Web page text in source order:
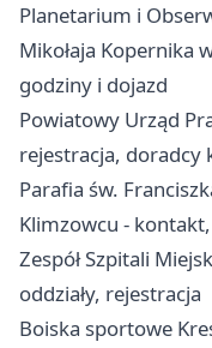
Planetarium i
Mikołaja Kopernika
godziny i dojazd
Powiatowy Urząd
rejestracja, doradcy
Parafia św.
Klimzowcu -
Zespół Szpitali
oddziały, rejestracja
Boiska sportowe